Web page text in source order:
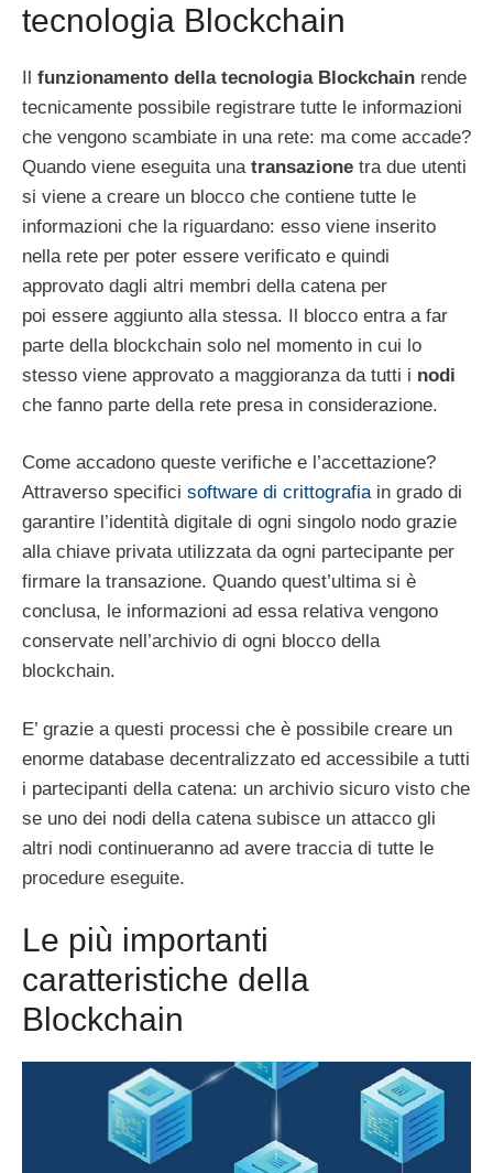
tecnologia Blockchain
Il funzionamento della tecnologia Blockchain rende
tecnicamente possibile registrare tutte le informazioni
che vengono scambiate in una rete: ma come accade?
Quando viene eseguita una transazione tra due utenti
si viene a creare un blocco che contiene tutte le
informazioni che la riguardano: esso viene inserito
nella rete per poter essere verificato e quindi
approvato dagli altri membri della catena per
poi essere aggiunto alla stessa. Il blocco entra a far
parte della blockchain solo nel momento in cui lo
stesso viene approvato a maggioranza da tutti i nodi
che fanno parte della rete presa in considerazione.
Come accadono queste verifiche e l’accettazione?
Attraverso specifici software di crittografiain grado di
garantire l’identità digitale di ogni singolo nodo grazie
alla chiave privata utilizzata da ogni partecipante per
firmare la transazione. Quando quest’ultima si è
conclusa, le informazioni ad essa relativa vengono
conservate nell’archivio di ogni blocco della
blockchain.
E’ grazie a questi processi che è possibile creare un
enorme database decentralizzato ed accessibile a tutti
i partecipanti della catena: un archivio sicuro visto che
se uno dei nodi della catena subisce un attacco gli
altri nodi continueranno ad avere traccia di tutte le
procedure eseguite.
Le più importanti
caratteristiche della
Blockchain